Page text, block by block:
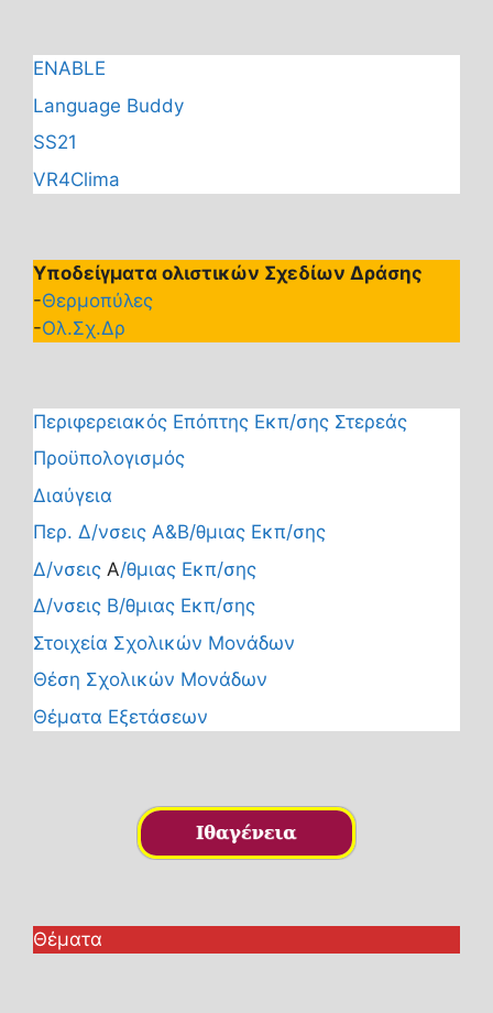
ENABLE
Language Buddy
SS21
VR4Clima
Υποδείγματα ολιστικών Σχεδίων Δράσης
-Θερμοπύλες
-Ολ.Σχ.Δρ
Περιφερειακός Επόπτης Εκπ/σης Στερεάς
Προϋπολογισμός
Διαύγεια
Περ. Δ/νσεις Α&Β/θμιας Εκπ/σης
Δ/νσεις Α/θμιας Εκπ/σης
Δ/νσεις Β/θμιας Εκπ/σης
Στοιχεία Σχολικών Μονάδων
Θέση Σχολικών Μονάδων
Θέματα Εξετάσεων
Θέματα